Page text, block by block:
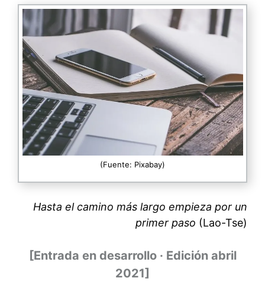
(Fuente: Pixabay)
Hasta el camino más largo empieza por un
primer paso (Lao-Tse)
[Entrada en desarrollo · Edición abril
2021]